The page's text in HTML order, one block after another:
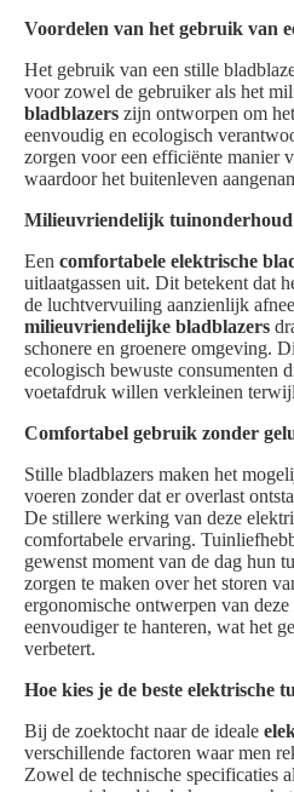
Voordelen van het gebruik van
Het gebruik van een stille
voor zowel de gebruiker als het
bladblazers zijn ontworpen om
eenvoudig en ecologisch
zorgen voor een efficiënte manier
waardoor het buitenleven
Milieuvriendelijk tuinonderhoud
Een comfortabele elektrische
uitlaatgassen uit. Dit betekent dat
de luchtvervuiling aanzienlijk
milieuvriendelijke bladblazers
schonere en groenere omgeving.
ecologisch bewuste consumenten
voetafdruk willen verkleinen
Comfortabel gebruik zonder
Stille bladblazers maken het
voeren zonder dat er overlast
De stillere werking van deze
comfortabele ervaring.
gewenst moment van de dag hun
zorgen te maken over het storen
ergonomische ontwerpen van
eenvoudiger te hanteren, wat het
verbetert.
Hoe kies je de beste elektrische
Bij de zoektocht naar de ideale
verschillende factoren waar men
Zowel de technische specificaties